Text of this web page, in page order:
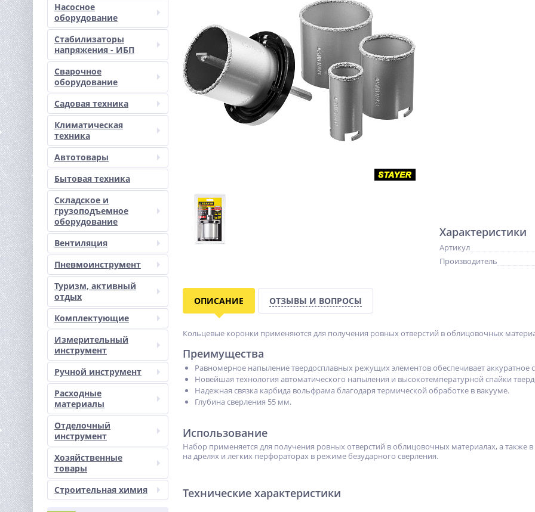
Насосное
оборудование
Стабилизаторы
напряжения - ИБП
Сварочное
оборудование
Садовая техника
Климатическая
техника
Автотовары
Бытовая техника
Складское и
грузоподъемное
оборудование
Вентиляция
Пневмоинструмент
Туризм, активный
отдых
Комплектующие
Измерительный
инструмент
Ручной инструмент
Расходные
материалы
Отделочный
инструмент
Хозяйственные
товары
Строительная химия
Характеристики
Артикул
Производитель
ОПИСАНИЕ ОТЗЫВЫ И ВОПРОСЫ
Кольцевые коронки применяются для получения ровных отверстий в облицовочных
Преимущества
Равномерное напыление твердосплавных режущих элементов обеспечивает аккуратное
Новейшая технология автоматического напыления и высокотемпературной спайки
Надежная связка карбида вольфрама благодаря термической обработке в вакууме.
Глубина сверления 55 мм.
Использование
Набор применяется для получения ровных отверстий в облицовочных материалах, а также
на дрелях и легких перфораторах в режиме безударного сверления.
Технические характеристики